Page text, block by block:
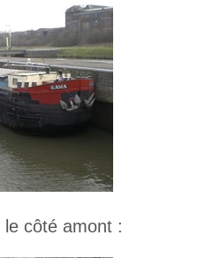
côté amont :